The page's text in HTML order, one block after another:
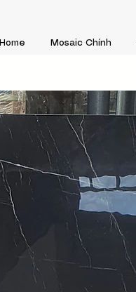
Home Mosaic Chính